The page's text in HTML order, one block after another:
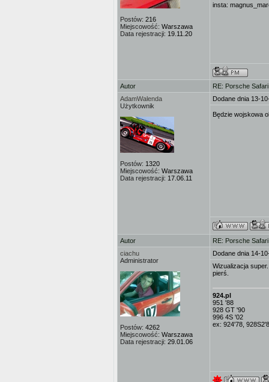
Postów: 216
Miejscowość: Warszawa
Data rejestracji: 19.11.20
insta:
Autor
RE: Porsche
AdamWalenda
Użytkownik
Postów: 1320
Miejscowość: Warszawa
Data rejestracji: 17.06.11
Dodane dnia 13-
Będzie wojskowa
Autor
RE: Porsche
ciachu
Administrator
Postów: 4262
Miejscowość: Warszawa
Data rejestracji: 29.01.06
Dodane dnia 14-
Wizualizacja
pierś.
924.pl
951 '88
928 GT '90
996 4S '02
ex: 924'78,